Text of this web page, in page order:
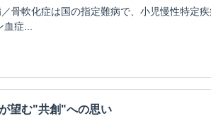
骨軟化症は国の指定難病で、小児慢性特定疾
症...
望む"共創"への思い